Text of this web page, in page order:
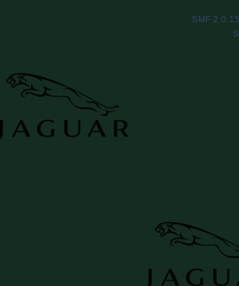
SMF 2.0.15